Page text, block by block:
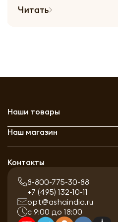
Читать
Наши товары
Наш магазин
Контакты
8-800-775-30-88
+7 (495) 132-10-11
opt@ashaindia.ru
с 9:00 до 18:00